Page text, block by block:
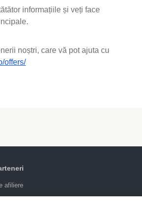
informațiile și veți face
noștri, care vă pot ajuta cu
offers/
afiliere